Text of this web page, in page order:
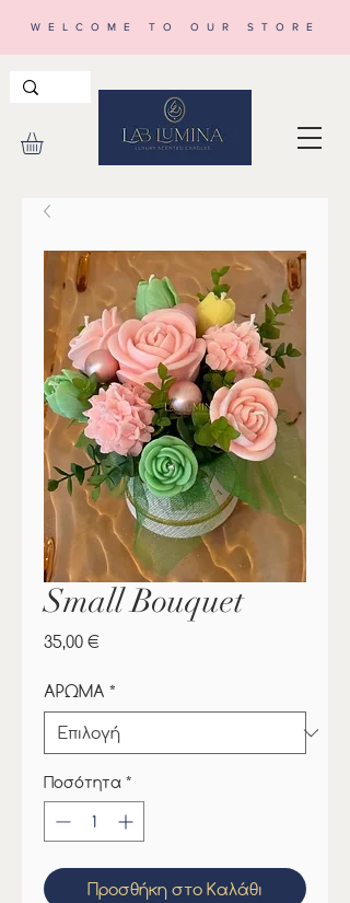
WELCOME TO OUR STORE
Small Bouquet
35,00 €Τιμή
ΑΡΩΜΑ *
Ποσότητα *
Προσθήκη στο Καλάθι